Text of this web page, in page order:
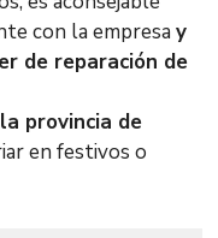
con la empresa y
de reparación de
provincia de
en festivos o